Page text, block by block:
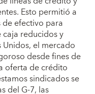
Esto permitió a
de efectivo para
reducidos y
el mercado
desde fines de
oferta de crédito
sindicados se
del G-7, las